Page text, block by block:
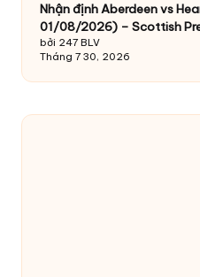
Nhận định Aberdeen vs
01/08/2026) – Scottish
bởi 247 BLV
Tháng 7 30, 2026